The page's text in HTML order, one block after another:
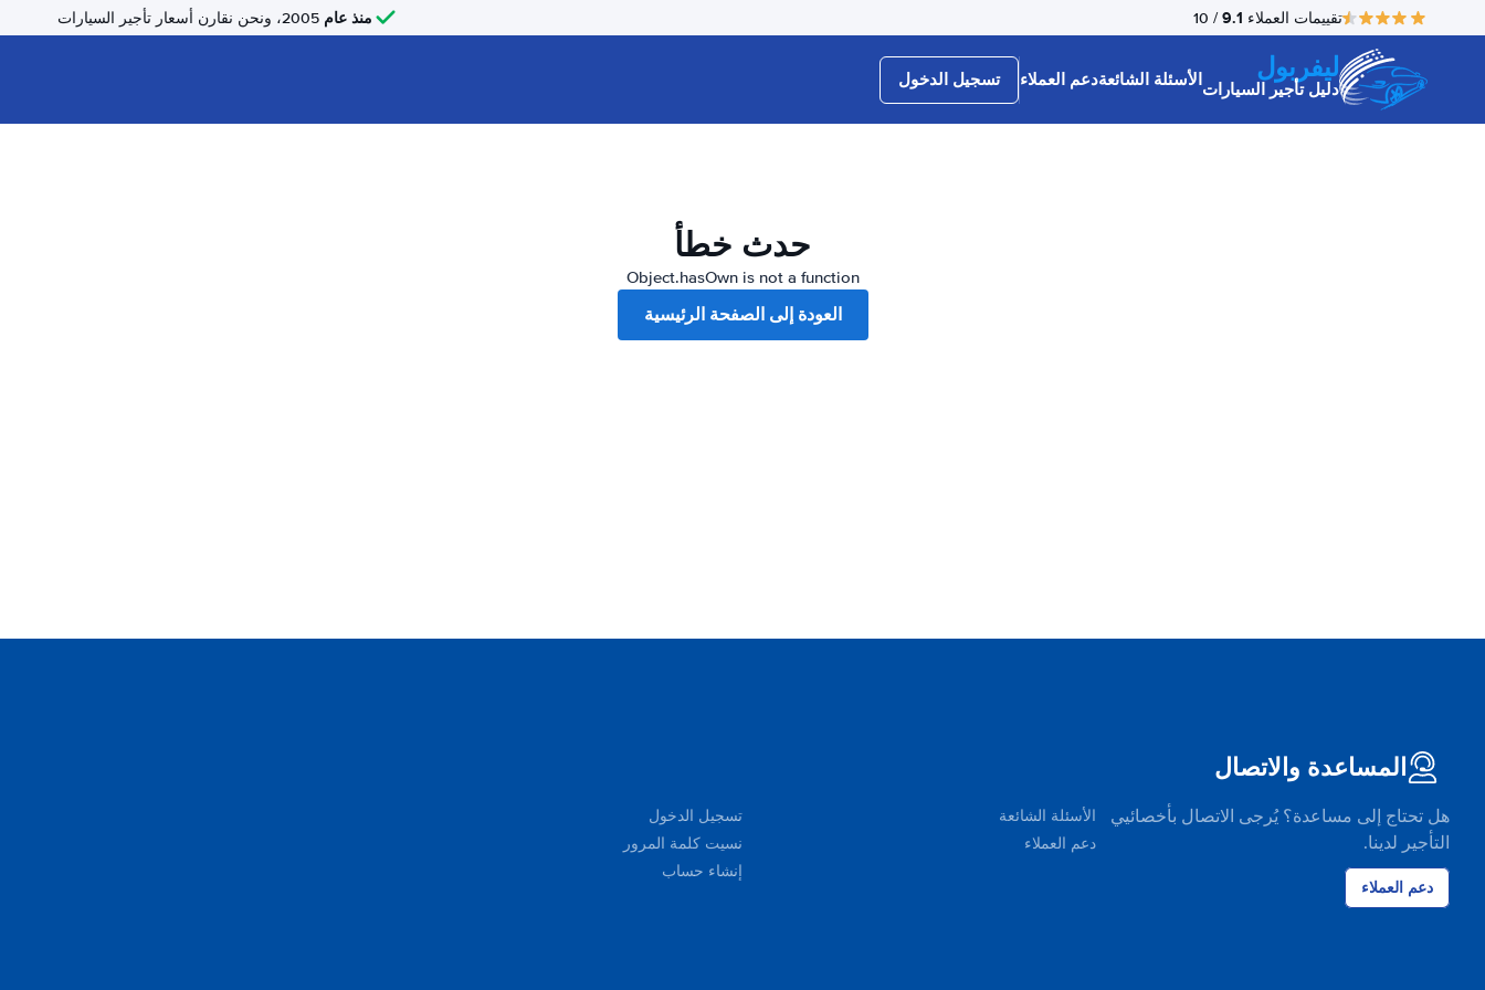
تقييمات العملاء 9.1
/ 10 منذ عام
ليفربول
دليل تأجير السياراتالأسئلة الشائعةدعم العملاء تسجيل الدخول
حدث خطأ
Object.hasOwn is not a function
العودة إلى الصفحة الرئيسية
المساعدة والاتصال
هل تحتاج إلى مساعدة؟ يُرجى الاتصال بأخصائيي
التأجير لدينا.
دعم العملاء
الأسئلة الشائعة
دعم العملاء
تسجيل الدخول
نسيت كلمة المرور
إنشاء حساب